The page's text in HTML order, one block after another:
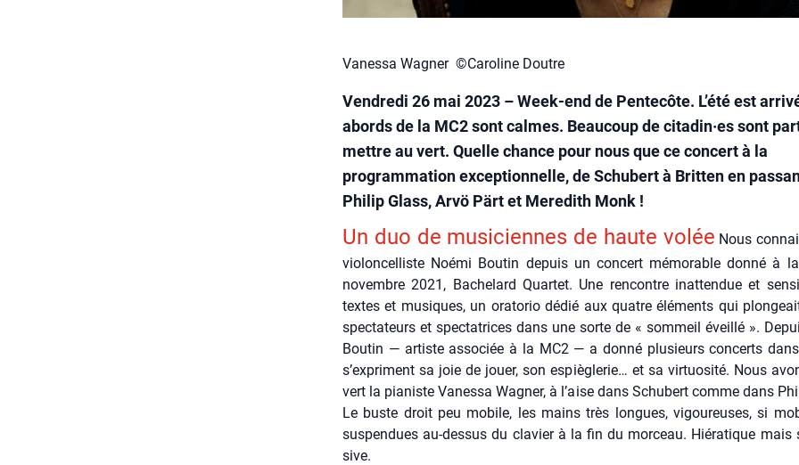
Vanessa Wagner ©Caroline Doutre
Vendredi 26 mai 2023 – Week-end de Pentecôte. L’été est
abords de la MC2 sont calmes. Beaucoup de citadin·es sont
mettre au vert. Quelle chance pour nous que ce concert à la
programmation exceptionnelle, de Schubert à Britten en
Philip Glass, Arvö Pärt et Meredith Monk !
Un duo de musi­ciennes de haute volée Nous
vio­lon­cel­liste Noé­mi Bou­tin depuis un concert mémo­rable don­né à
novembre 2021, Bache­lard Quar­tet. Une ren­contre inat­ten­due et
textes et musiques, un ora­to­rio dédié aux quatre élé­ments qui
spec­ta­teurs et spec­ta­trices dans une sorte de « som­meil éveillé ».
Bou­tin — artiste asso­ciée à la MC2 — a don­né plu­sieurs concerts
s’expriment sa joie de jouer, son espiè­gle­rie… et sa vir­tuo­si­té. Nous
vert la pia­niste Vanes­sa Wag­ner, à l’aise dans Schu­bert comme dans
Le buste droit peu mobile, les mains très longues, vigou­reuses, si
sus­pen­dues au-des­sus du cla­vier à la fin du mor­ceau. Hié­ra­tique mais
sive.